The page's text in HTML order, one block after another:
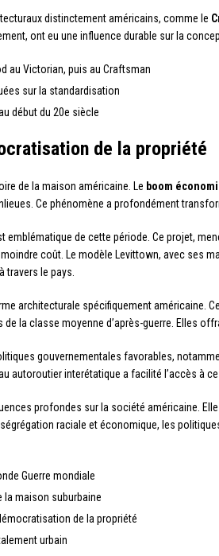
distinctement américains, comme le
ont eu une influence durable sur la
au Victorian, puis au Craftsman
sur la standardisation
début du 20e siècle
de la propriété
de la maison américaine. Le boom
Ce phénomène a profondément
emblématique de cette période. Ce projet,
coût. Le modèle Levittown, avec ses
le pays.
architecturale spécifiquement américaine.
la classe moyenne d’après-guerre. Elles
gouvernementales favorables,
autoroutier interétatique a facilité l’accès à
profondes sur la société américaine.
raciale et économique, les
Guerre mondiale
la maison suburbaine
de la propriété
urbain